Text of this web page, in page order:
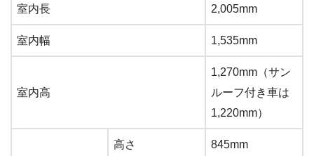
室内長 2,005mm
室内幅 1,535mm
室内高
1,270mm（サン
ルーフ付き車は
1,220mm）
高さ 845mm